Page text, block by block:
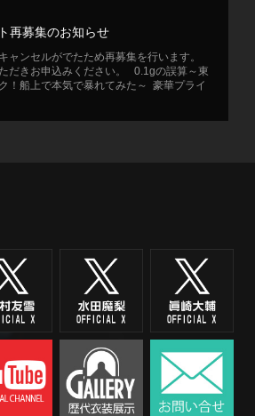
再募集のお知らせ
ャンセルがでたため再募集を行います。
だきお申込みください。 0.1gの誤算～東
！船上で本気で暴れてみた～ 豪華プライ